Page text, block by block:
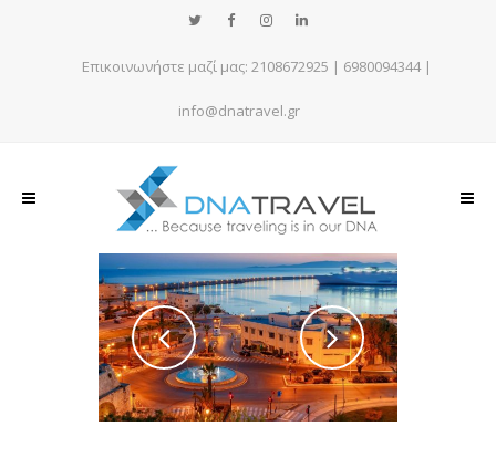
Επικοινωνήστε μαζί μας: 2108672925 | 6980094344|
info@dnatravel.gr